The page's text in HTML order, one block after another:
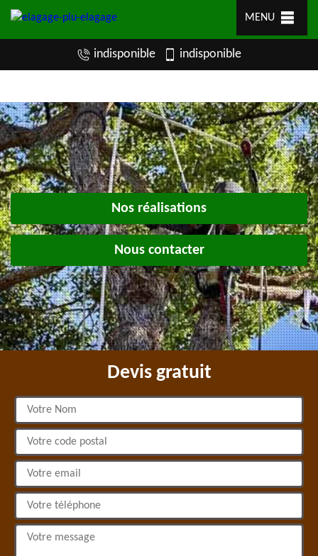
MENU
indisponible indisponible
Nos réalisations
Nous contacter
Devis gratuit